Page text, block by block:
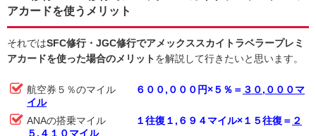
アカードを使うメリット
それではSFC修行・JGC修行でアメックススカイトラベラープレミ
アカードを使った場合のメリットを解説して行きたいと思います。
航空券５％のマイル ６００,０００円×５％＝ ３０,０００マ
イル
ANAの搭乗マイル
１往復１,６９４マイル×１５往復＝ ２
５,４１０マイル